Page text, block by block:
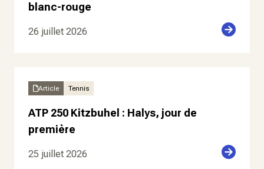
blanc-rouge
26 juillet 2026
Article Tennis
ATP 250 Kitzbuhel : Halys, jour de
première
25 juillet 2026